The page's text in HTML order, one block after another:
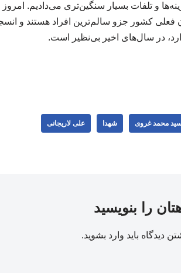
و تلفات بسیار سنگین‌تری می‌دادیم.
فعلی کشور جزو سالم‌ترین افراد هستند و
در سال‌های اخیر بی‌نظیر است.
محمد غروی شهدا علی لاریجانی
را بنویسید
دیدگاه باید وارد بشوید.